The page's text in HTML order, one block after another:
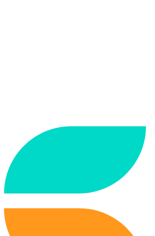
frontpage